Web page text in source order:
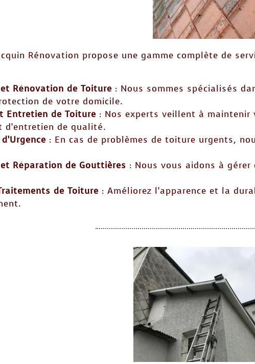
Rénovation propose une gamme complète de
Rénovation de Toiture : Nous sommes spécialisés
de votre domicile.
Entretien de Toiture : Nos experts veillent à
d’entretien de qualité.
: En cas de problèmes de toiture urgents,
Réparation de Gouttières : Nous vous aidons à
de Toiture : Améliorez l’apparence et la